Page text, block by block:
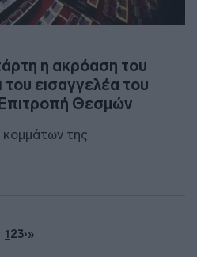
η ακρόαση του
του εισαγγελέα του
Θεσμών
της
123›»